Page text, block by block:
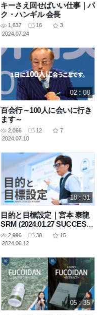
キーさえ回せばいい仕事｜パ
ク・ハンギル 会長
1,637 16
3
2024.07.24
02 : 08
百会行～100人に会いに行き
ます～
2,066 12
7
2024.07.10
18 : 31
目的と目標設定｜宮本 泰龍
SRM (2024.01.27 SUCCESS
ACADEMY)
2,996 30
15
2024.06.12
05 : 35